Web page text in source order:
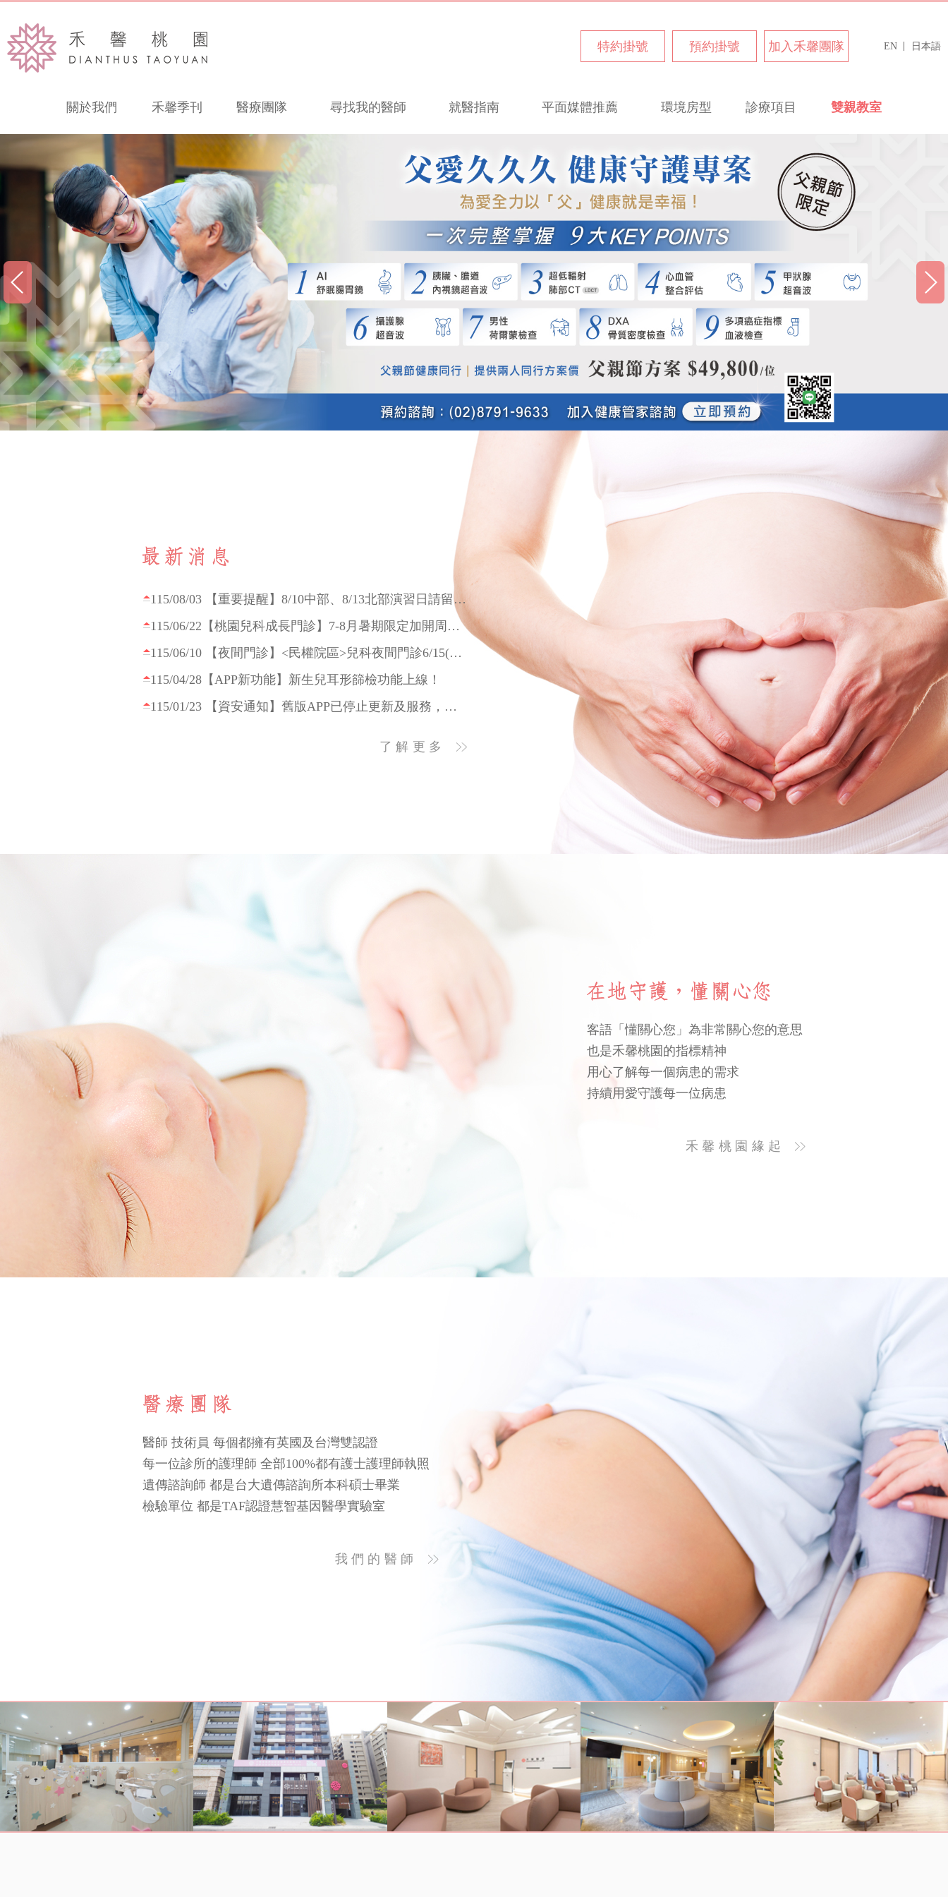
日本語
EN
加入禾馨團隊
預約掛號
特約掛號
關於我們 禾馨季刊 醫療團隊 尋找我的醫師 就醫指南 平面媒體推薦 環境房型 診療項目 雙親教室
115/08/03 【重要提醒】8/10中部、8/13北部演習日請留意來診時間
115/06/22【桃園兒科成長門診】7-8月暑期限定加開周一早診
115/06/10 【夜間門診】<民權院區>兒科夜間門診6/15(一)開診
115/04/28【APP新功能】新生兒耳形篩檢功能上線！
115/01/23 【資安通知】舊版APP已停止更新及服務，為確保個資及網路安全請立即刪除
了解更多
客語「懂關心您」為非常關心您的意思
也是禾馨桃園的指標精神
用心了解每一個病患的需求
持續用愛守護每一位病患
禾馨桃園緣起
醫師 技術員 每個都擁有英國及台灣雙認證
每一位診所的護理師 全部100%都有護士護理師執照
遺傳諮詢師 都是台大遺傳諮詢所本科碩士畢業
檢驗單位 都是TAF認證慧智基因醫學實驗室
我們的醫師